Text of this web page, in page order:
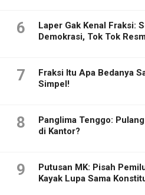
6
Laper Gak Kenal Fraksi:
Demokrasi, Tok Tok
7
Fraksi Itu Apa Bedanya
Simpel!
8
Panglima Tenggo:
di Kantor?
9
Putusan MK: Pisah
Kayak Lupa Sama